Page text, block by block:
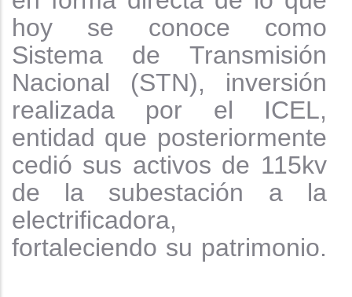
hoy se conoce como
Sistema de Transmisión
Nacional (STN), inversión
realizada por el ICEL,
entidad que posteriormente
cedió sus activos de 115kv
de la subestación a la
electrificadora,
fortaleciendo su patrimonio.